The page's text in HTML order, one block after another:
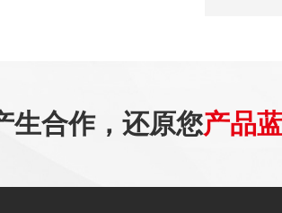
生合作，还原您产品